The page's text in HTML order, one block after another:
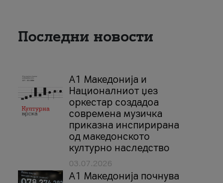
Последни новости
А1 Македонија и
Националниот џез
оркестар создадоа
современа музичка
приказна инспирирана
од македонското
културно наследство
03.07.2026
A1 Македонија почнува